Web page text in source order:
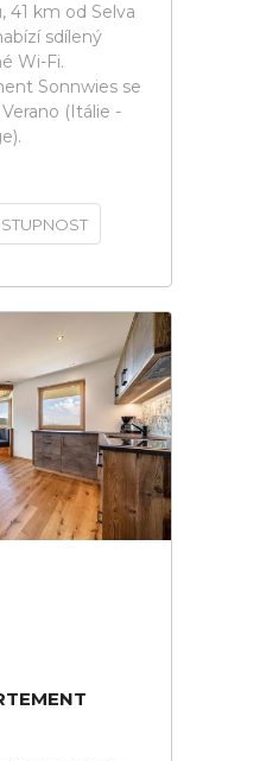
41 km od Selva
sdílený
Wi-Fi.
Sonnwies se
(Itálie -